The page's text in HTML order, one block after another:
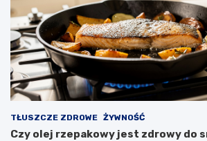
TŁUSZCZE ZDROWE ŻYWNOŚĆ
Czy olej rzepakowy jest zdrowy do